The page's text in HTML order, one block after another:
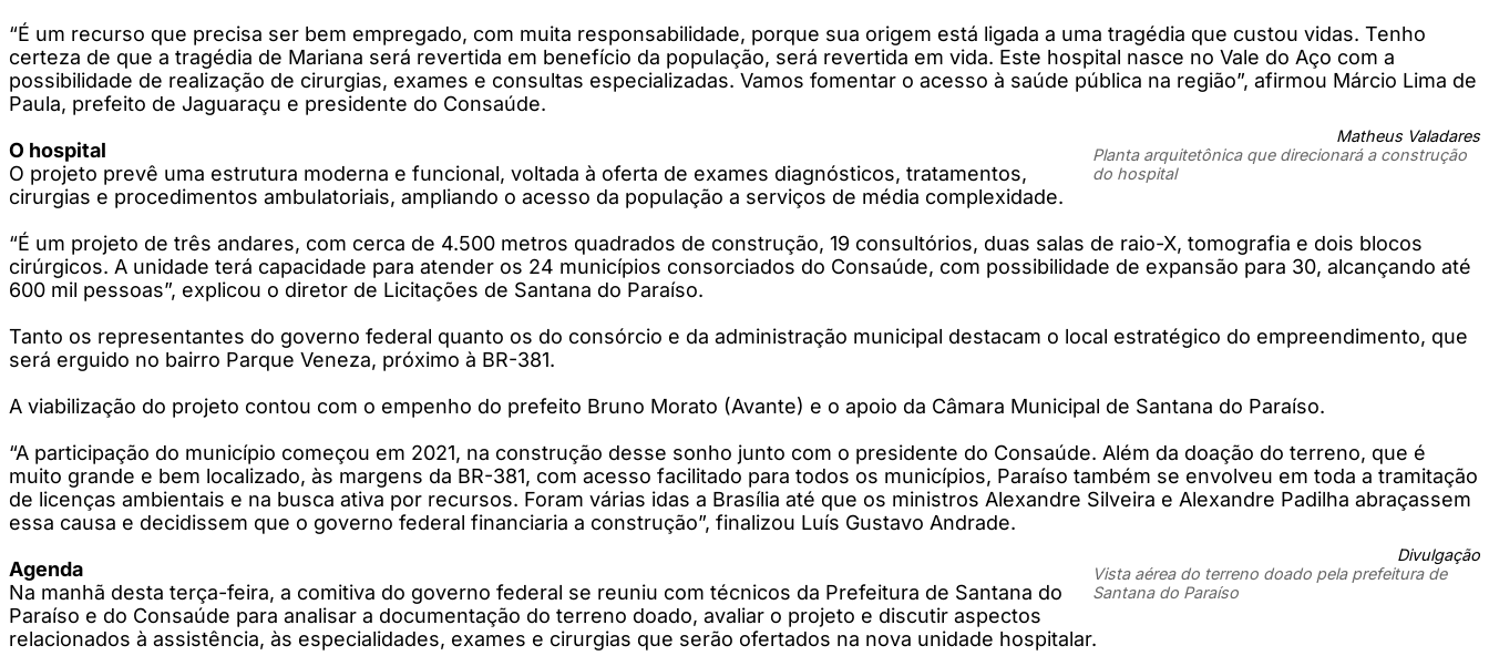
“É um recurso que precisa ser bem empregado, com muita responsabilidade, porque sua origem está ligada a uma tragédia que custou vidas. Tenho
certeza de que a tragédia de Mariana será revertida em benefício da população, será revertida em vida. Este hospital nasce no Vale do Aço com a
possibilidade de realização de cirurgias, exames e consultas especializadas. Vamos fomentar o acesso à saúde pública na região”, afirmou Márcio Lima de
Paula, prefeito de Jaguaraçu e presidente do Consaúde.
Matheus Valadares
Planta arquitetônica que direcionará a construção
do hospital
O hospital
O projeto prevê uma estrutura moderna e funcional, voltada à oferta de exames diagnósticos, tratamentos,
cirurgias e procedimentos ambulatoriais, ampliando o acesso da população a serviços de média complexidade.
“É um projeto de três andares, com cerca de 4.500 metros quadrados de construção, 19 consultórios, duas salas de raio-X, tomografia e dois blocos
cirúrgicos. A unidade terá capacidade para atender os 24 municípios consorciados do Consaúde, com possibilidade de expansão para 30, alcançando até
600 mil pessoas”, explicou o diretor de Licitações de Santana do Paraíso.
Tanto os representantes do governo federal quanto os do consórcio e da administração municipal destacam o local estratégico do empreendimento, que
será erguido no bairro Parque Veneza, próximo à BR-381.
A viabilização do projeto contou com o empenho do prefeito Bruno Morato (Avante) e o apoio da Câmara Municipal de Santana do Paraíso.
“A participação do município começou em 2021, na construção desse sonho junto com o presidente do Consaúde. Além da doação do terreno, que é
muito grande e bem localizado, às margens da BR-381, com acesso facilitado para todos os municípios, Paraíso também se envolveu em toda a tramitação
de licenças ambientais e na busca ativa por recursos. Foram várias idas a Brasília até que os ministros Alexandre Silveira e Alexandre Padilha abraçassem
essa causa e decidissem que o governo federal financiaria a construção”, finalizou Luís Gustavo Andrade.
Divulgação
Vista aérea do terreno doado pela prefeitura de
Santana do Paraíso
Agenda
Na manhã desta terça-feira, a comitiva do governo federal se reuniu com técnicos da Prefeitura de Santana do
Paraíso e do Consaúde para analisar a documentação do terreno doado, avaliar o projeto e discutir aspectos
relacionados à assistência, às especialidades, exames e cirurgias que serão ofertados na nova unidade hospitalar.